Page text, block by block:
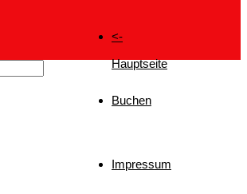
<-
Hauptseite
Buchen
Impressum